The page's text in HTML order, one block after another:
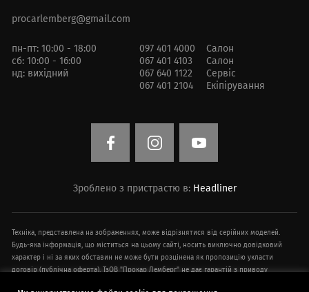
procarlemberg@gmail.com
пн-пт: 10:00 - 18:00
сб: 10:00 - 16:00
нд: вихідний
097 401 4000
Салон
067 401 4103
Салон
067 640 1122
Сервіс
067 401 2104
Екіпірування
Зроблено з пристрастю в: Headliner
Техніка, представлена ​​на зображеннях, може відрізнятися від серійних моделей.
Будь-яка інформація, що міститься на цьому сайті, носить виключно довідковий
характер і ні за яких обставин не може бути розцінена як пропозицію укласти
договір (публічна оферта). ТзОВ "Прокар Лемберг" не дає гарантій з приводу